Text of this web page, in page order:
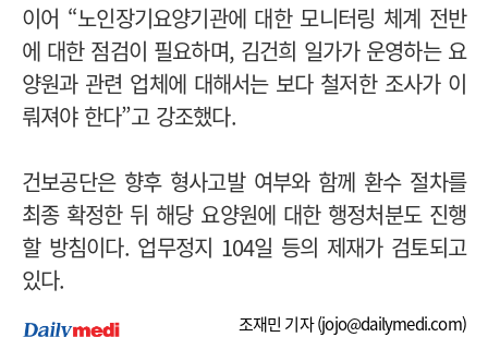
이어 “노인장기요양기관에 대한 모니터링 체계 전반
에 대한 점검이 필요하며, 김건희 일가가 운영하는 요
양원과 관련 업체에 대해서는 보다 철저한 조사가 이
뤄져야 한다”고 강조했다.
건보공단은 향후 형사고발 여부와 함께 환수 절차를
최종 확정한 뒤 해당 요양원에 대한 행정처분도 진행
할 방침이다. 업무정지 104일 등의 제재가 검토되고
있다.
조재민 기자 (jojo@dailymedi.com)